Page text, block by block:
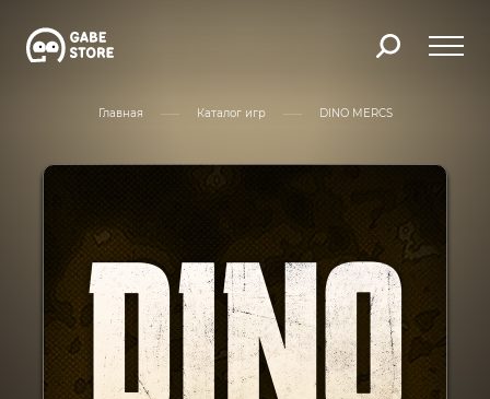
Главная Каталог игр DINO MERCS